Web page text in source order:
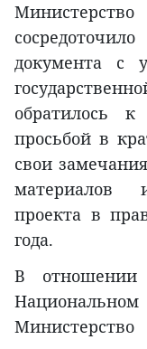
документа с
обратилось
просьбой в
свои
материалов
проекта в
года.
В отношении